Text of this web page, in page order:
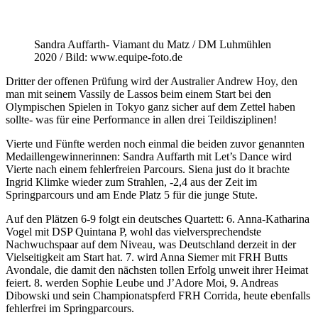
Sandra Auffarth- Viamant du Matz / DM Luhmühlen
2020 / Bild: www.equipe-foto.de
Dritter der offenen Prüfung wird der Australier Andrew Hoy, den
man mit seinem Vassily de Lassos beim einem Start bei den
Olympischen Spielen in Tokyo ganz sicher auf dem Zettel haben
sollte- was für eine Performance in allen drei Teildisziplinen!
Vierte und Fünfte werden noch einmal die beiden zuvor genannten
Medaillengewinnerinnen: Sandra Auffarth mit Let’s Dance wird
Vierte nach einem fehlerfreien Parcours. Siena just do it brachte
Ingrid Klimke wieder zum Strahlen, -2,4 aus der Zeit im
Springparcours und am Ende Platz 5 für die junge Stute.
Auf den Plätzen 6-9 folgt ein deutsches Quartett: 6. Anna-Katharina
Vogel mit DSP Quintana P, wohl das vielversprechendste
Nachwuchspaar auf dem Niveau, was Deutschland derzeit in der
Vielseitigkeit am Start hat. 7. wird Anna Siemer mit FRH Butts
Avondale, die damit den nächsten tollen Erfolg unweit ihrer Heimat
feiert. 8. werden Sophie Leube und J’Adore Moi, 9. Andreas
Dibowski und sein Championatspferd FRH Corrida, heute ebenfalls
fehlerfrei im Springparcours.